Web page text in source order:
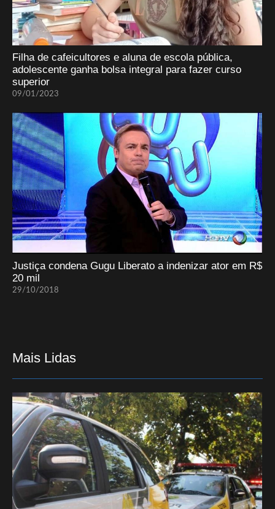
Filha de cafeicultores e aluna de escola pública,
adolescente ganha bolsa integral para fazer curso
superior
09/01/2023
Justiça condena Gugu Liberato a indenizar ator em R$
20 mil
29/10/2018
Mais Lidas